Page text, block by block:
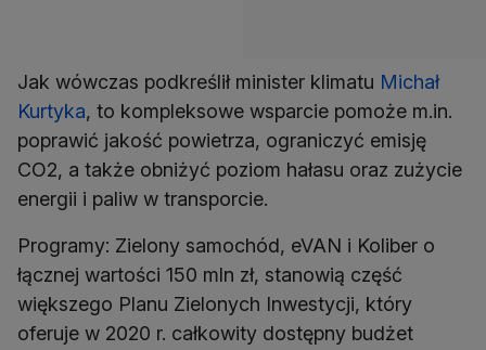
Jak wówczas podkreślił minister klimatu Michał
Kurtyka, to kompleksowe wsparcie pomoże m.in.
poprawić jakość powietrza, ograniczyć emisję
CO2, a także obniżyć poziom hałasu oraz zużycie
Programy: Zielony samochód, eVAN i Koliber o
łącznej wartości 150 mln zł, stanowią część
większego Planu Zielonych Inwestycji, który
oferuje w 2020 r. całkowity dostępny budżet